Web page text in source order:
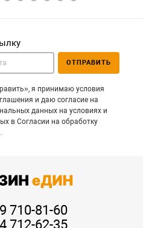
я принимаю условия
и даю согласие на
данных на условиях и
в Согласии на обработку
ОТПРАВИТЬ
710-81-60
712-62-35